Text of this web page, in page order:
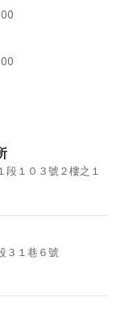
段１０３號２樓之１
３１巷６號